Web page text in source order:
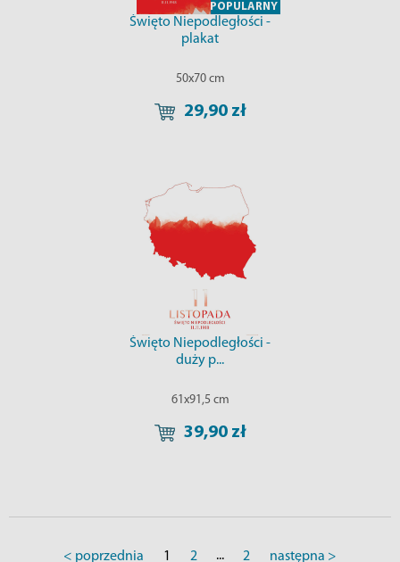
POPULARNY
Święto Niepodległości -
plakat
50x70 cm
29,90 zł
Święto Niepodległości -
duży p...
61x91,5 cm
39,90 zł
< poprzednia 1 2 ... 2 następna >